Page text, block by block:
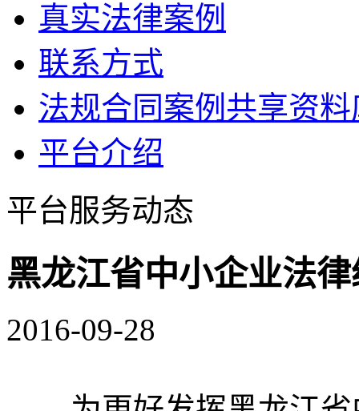
真实法律案例
联系方式
法规合同案例共享资料
平台介绍
平台服务动态
黑龙江省中小企业法
2016-09-28